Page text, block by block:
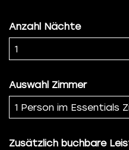
Anzahl Nächte
Auswahl Zimmer
Zusätzlich buchbare